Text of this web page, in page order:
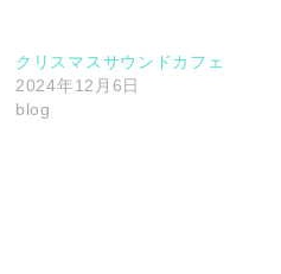
クリスマスサウンドカフェ
2024年12月6日
blog